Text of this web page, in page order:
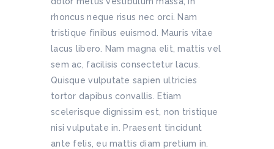
rhoncus neque risus nec orci. Nam
tristique finibus euismod. Mauris vitae
lacus libero. Nam magna elit, mattis vel
sem ac, facilisis consectetur lacus.
Quisque vulputate sapien ultricies
tortor dapibus convallis. Etiam
scelerisque dignissim est, non tristique
nisi vulputate in. Praesent tincidunt
ante felis, eu mattis diam pretium in.